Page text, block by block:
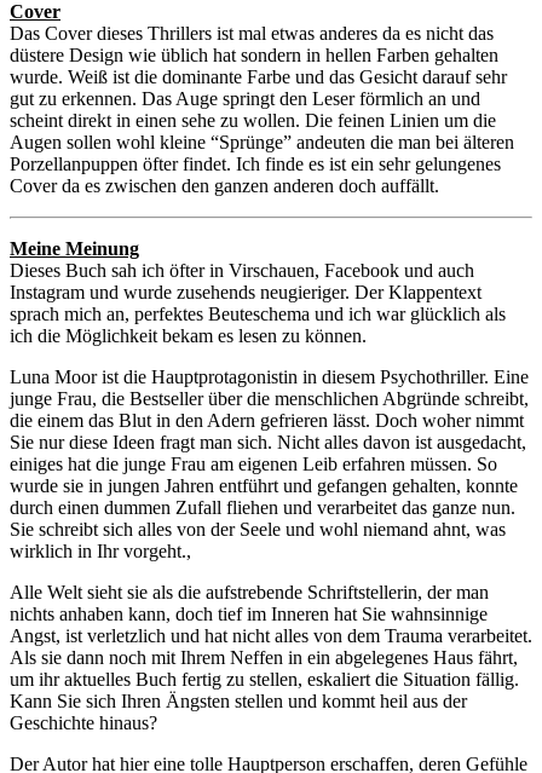
Cover
Das Cover dieses Thrillers ist mal etwas anderes da es nicht das
düstere Design wie üblich hat sondern in hellen Farben gehalten
wurde. Weiß ist die dominante Farbe und das Gesicht darauf sehr
gut zu erkennen. Das Auge springt den Leser förmlich an und
scheint direkt in einen sehe zu wollen. Die feinen Linien um die
Augen sollen wohl kleine “Sprünge” andeuten die man bei älteren
Porzellanpuppen öfter findet. Ich finde es ist ein sehr gelungenes
Cover da es zwischen den ganzen anderen doch auffällt.
Meine Meinung
Dieses Buch sah ich öfter in Virschauen, Facebook und auch
Instagram und wurde zusehends neugieriger. Der Klappentext
sprach mich an, perfektes Beuteschema und ich war glücklich als
ich die Möglichkeit bekam es lesen zu können.
Luna Moor ist die Hauptprotagonistin in diesem Psychothriller. Eine
junge Frau, die Bestseller über die menschlichen Abgründe schreibt,
die einem das Blut in den Adern gefrieren lässt. Doch woher nimmt
Sie nur diese Ideen fragt man sich. Nicht alles davon ist ausgedacht,
einiges hat die junge Frau am eigenen Leib erfahren müssen. So
wurde sie in jungen Jahren entführt und gefangen gehalten, konnte
durch einen dummen Zufall fliehen und verarbeitet das ganze nun.
Sie schreibt sich alles von der Seele und wohl niemand ahnt, was
wirklich in Ihr vorgeht.,
Alle Welt sieht sie als die aufstrebende Schriftstellerin, der man
nichts anhaben kann, doch tief im Inneren hat Sie wahnsinnige
Angst, ist verletzlich und hat nicht alles von dem Trauma verarbeitet.
Als sie dann noch mit Ihrem Neffen in ein abgelegenes Haus fährt,
um ihr aktuelles Buch fertig zu stellen, eskaliert die Situation fällig.
Kann Sie sich Ihren Ängsten stellen und kommt heil aus der
Geschichte hinaus?
Der Autor hat hier eine tolle Hauptperson erschaffen, deren Gefühle